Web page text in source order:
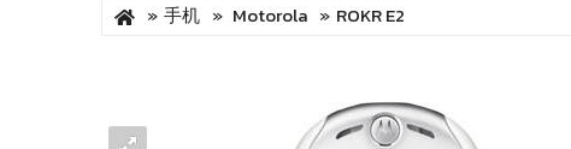
手机 Motorola ROKR E2